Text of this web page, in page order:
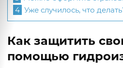
4 Уже случилось, что
Как защитить
помощью